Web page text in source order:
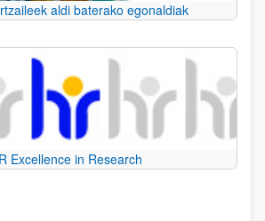
aldi baterako egonaldiak
Excellence in Research